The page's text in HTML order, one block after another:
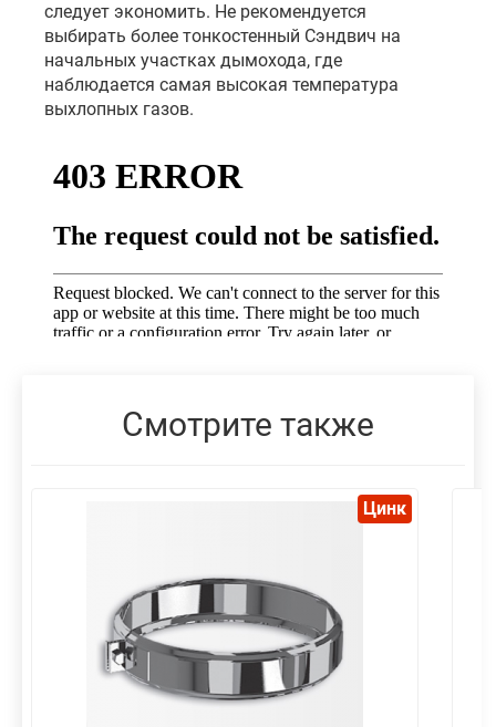
следует экономить. Не рекомендуется
выбирать более тонкостенный Сэндвич на
начальных участках дымохода, где
наблюдается самая высокая температура
выхлопных газов.
Смотрите также
Цинк